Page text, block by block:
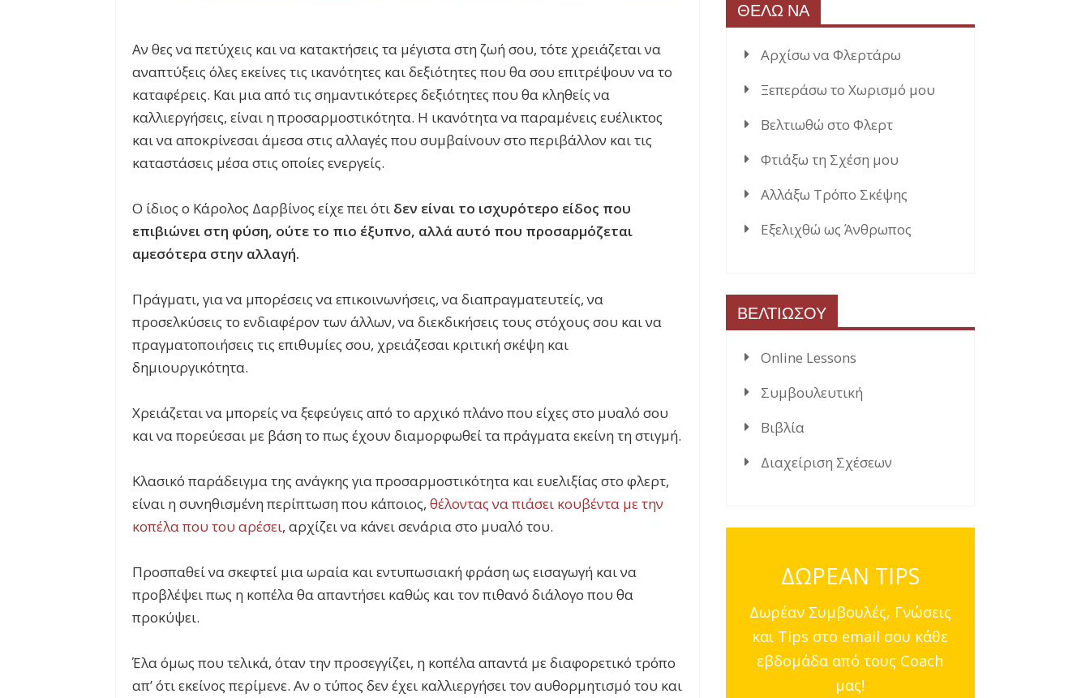
Αν θες να πετύχεις και να κατακτήσεις τα μέγιστα στη ζωή σου, τότε χρειάζεται να
αναπτύξεις όλες εκείνες τις ικανότητες και δεξιότητες που θα σου επιτρέψουν να το
καταφέρεις. Και μια από τις σημαντικότερες δεξιότητες που θα κληθείς να
καλλιεργήσεις, είναι η προσαρμοστικότητα. Η ικανότητα να παραμένεις ευέλικτος
και να αποκρίνεσαι άμεσα στις αλλαγές που συμβαίνουν στο περιβάλλον και τις
καταστάσεις μέσα στις οποίες ενεργείς.
Ο ίδιος ο Κάρολος Δαρβίνος είχε πει ότι δεν είναι το ισχυρότερο είδος που
επιβιώνει στη φύση, ούτε το πιο έξυπνο, αλλά αυτό που προσαρμόζεται
αμεσότερα στην αλλαγή.
Πράγματι, για να μπορέσεις να επικοινωνήσεις, να διαπραγματευτείς, να
προσελκύσεις το ενδιαφέρον των άλλων, να διεκδικήσεις τους στόχους σου και να
πραγματοποιήσεις τις επιθυμίες σου, χρειάζεσαι κριτική σκέψη και
δημιουργικότητα.
Χρειάζεται να μπορείς να ξεφεύγεις από το αρχικό πλάνο που είχες στο μυαλό σου
και να πορεύεσαι με βάση το πως έχουν διαμορφωθεί τα πράγματα εκείνη τη στιγμή.
Κλασικό παράδειγμα της ανάγκης για προσαρμοστικότητα και ευελιξίας στο φλερτ,
είναι η συνηθισμένη περίπτωση που κάποιος, θέλοντας να πιάσει κουβέντα με την
κοπέλα που του αρέσει, αρχίζει να κάνει σενάρια στο μυαλό του.
Προσπαθεί να σκεφτεί μια ωραία και εντυπωσιακή φράση ως εισαγωγή και να
προβλέψει πως η κοπέλα θα απαντήσει καθώς και τον πιθανό διάλογο που θα
προκύψει.
Έλα όμως που τελικά, όταν την προσεγγίζει, η κοπέλα απαντά με διαφορετικό τρόπο
απ’ ότι εκείνος περίμενε. Αν ο τύπος δεν έχει καλλιεργήσει τον αυθορμητισμό του και
ΘΕΛΩ ΝΑ
Αρχίσω να Φλερτάρω
Ξεπεράσω το Χωρισμό μου
Βελτιωθώ στο Φλερτ
Φτιάξω τη Σχέση μου
Αλλάξω Τρόπο Σκέψης
Εξελιχθώ ως Άνθρωπος
ΒΕΛΤΙΩΣΟΥ
Online Lessons
Συμβουλευτική
Βιβλία
Διαχείριση Σχέσεων
ΔΩΡΕΑΝ TIPS
Δωρέαν Συμβουλές, Γνώσεις
και Tips στο email σου κάθε
εβδομάδα από τους Coach
μας!